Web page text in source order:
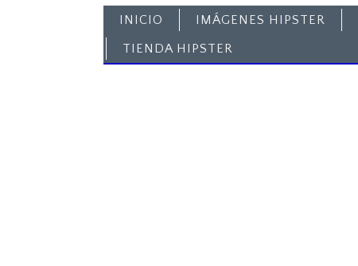
INICIO IMÁGENES HIPSTER
TIENDA HIPSTER